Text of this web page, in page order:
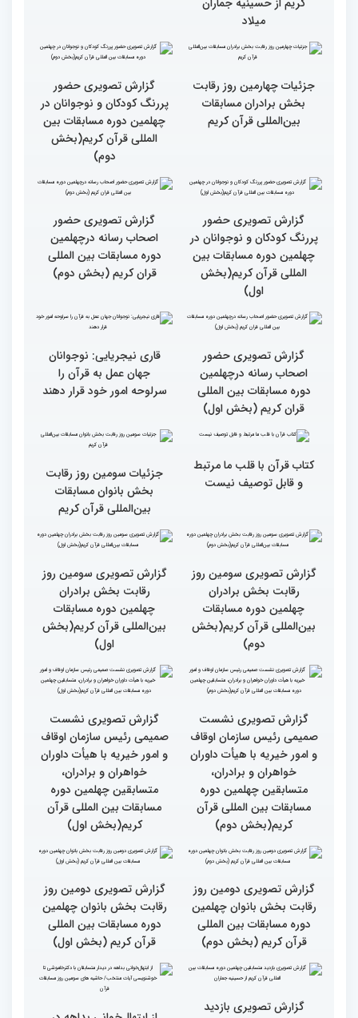
گزارش تصویری بازدید
متسابقین چهلمین دوره
مسابقات بین المللی قرآن
کریم از حسینیه جماران
میلاد
بین‌المللی قرآن کریم
گزارش تصویری حضور
پررنگ کودکان و نوجوانان در
چهلمین دوره مسابقات بین
المللی قرآن کریم(بخش
دوم)
گزارش تصویری حضور
پررنگ کودکان و نوجوانان در
چهلمین دوره مسابقات بین
المللی قرآن کریم(بخش
اول)
گزارش تصویری حضور
دوره مسابقات بین المللی
قران کریم (بخش دوم)
گزارش تصویری حضور
اصحاب رسانه درچهلمین
قران کریم (بخش اول)
جهان عمل به قرآن را
سرلوحه امور خود قرار دهند
کتاب قرآن با قلب ما مرتبط
و قابل توصیف نیست
جزئیات سومین روز رقابت
بخش بانوان مسابقات
بین‌المللی قرآن کریم
گزارش تصویری سومین روز
رقابت بخش برادران
چهلمین دوره مسابقات
بین‌المللی قرآن کریم(بخش
گزارش تصویری سومین روز
رقابت بخش برادران
چهلمین دوره مسابقات
بین‌المللی قرآن کریم(بخش
گزارش تصویری نشست
صمیمی رئیس سازمان اوقاف
و امور خیریه با هیأت داوران
خواهران و برادران،
متسابقین چهلمین دوره
مسابقات بین المللی قرآن
کریم(بخش دوم)
گزارش تصویری نشست
صمیمی رئیس سازمان اوقاف
و امور خیریه با هیأت داوران
خواهران و برادران،
متسابقین چهلمین دوره
مسابقات بین المللی قرآن
کریم(بخش اول)
گزارش تصویری دومین روز
رقابت بخش بانوان چهلمین
دوره مسابقات بین المللی
قرآن کریم (بخش دوم)
گزارش تصویری دومین روز
رقابت بخش بانوان چهلمین
دوره مسابقات بین المللی